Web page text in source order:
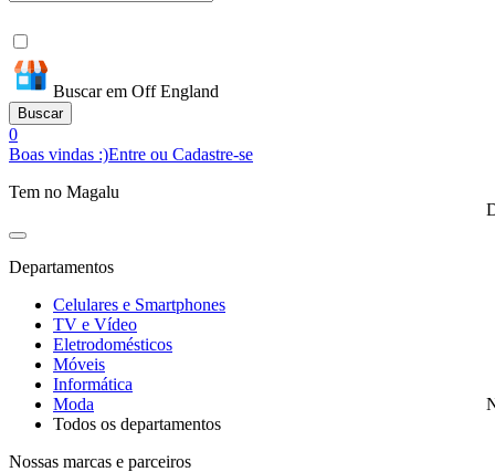
Buscar em Off England
Buscar
0
Boas vindas :)Entre ou Cadastre-se
Tem no Magalu
Departamentos
Celulares e Smartphones
TV e Vídeo
Eletrodomésticos
Móveis
Informática
Moda
Todos os departamentos
Nossas marcas e parceiros